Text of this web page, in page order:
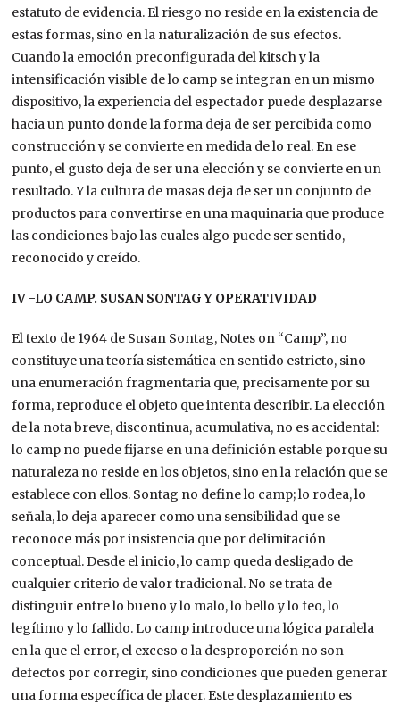
estatuto de evidencia. El riesgo no reside en la existencia de
estas formas, sino en la naturalización de sus efectos.
Cuando la emoción preconfigurada del kitsch y la
intensificación visible de lo camp se integran en un mismo
dispositivo, la experiencia del espectador puede desplazarse
hacia un punto donde la forma deja de ser percibida como
construcción y se convierte en medida de lo real. En ese
punto, el gusto deja de ser una elección y se convierte en un
resultado. Y la cultura de masas deja de ser un conjunto de
productos para convertirse en una maquinaria que produce
las condiciones bajo las cuales algo puede ser sentido,
reconocido y creído.
IV -LO CAMP. SUSAN SONTAG Y OPERATIVIDAD
El texto de 1964 de Susan Sontag, Notes on “Camp”, no
constituye una teoría sistemática en sentido estricto, sino
una enumeración fragmentaria que, precisamente por su
forma, reproduce el objeto que intenta describir. La elección
de la nota breve, discontinua, acumulativa, no es accidental:
lo camp no puede fijarse en una definición estable porque su
naturaleza no reside en los objetos, sino en la relación que se
establece con ellos. Sontag no define lo camp; lo rodea, lo
señala, lo deja aparecer como una sensibilidad que se
reconoce más por insistencia que por delimitación
conceptual. Desde el inicio, lo camp queda desligado de
cualquier criterio de valor tradicional. No se trata de
distinguir entre lo bueno y lo malo, lo bello y lo feo, lo
legítimo y lo fallido. Lo camp introduce una lógica paralela
en la que el error, el exceso o la desproporción no son
defectos por corregir, sino condiciones que pueden generar
una forma específica de placer. Este desplazamiento es